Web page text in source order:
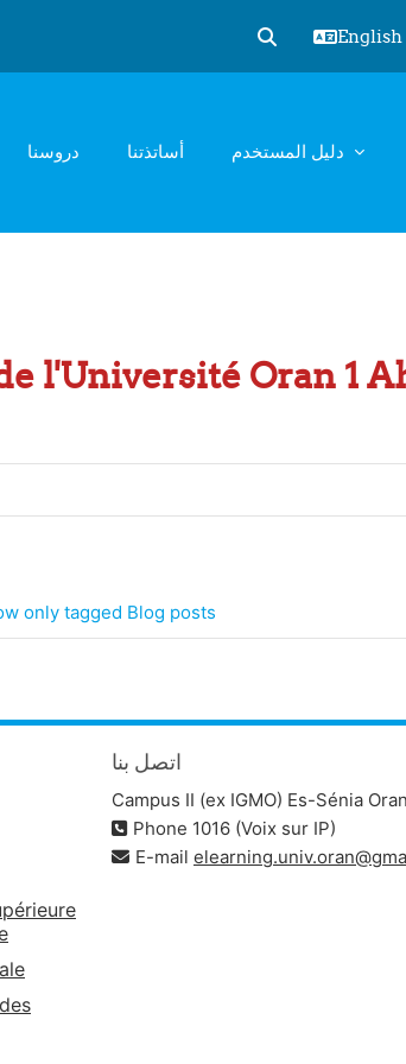
Toggle search
English
دروسنا أساتذتنا
l'Université Oran 1
only tagged Blog posts
اتصل بنا
Campus II (ex IGMO) Es-Sénia Oran
Phone 1016 (Voix sur IP)
E-mail